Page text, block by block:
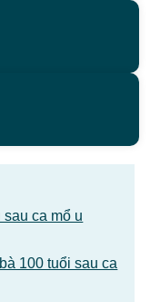
ca mổ u
100 tuổi sau ca